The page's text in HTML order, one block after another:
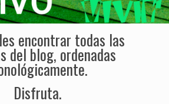
encontrar todas las
del blog, ordenadas
Disfruta.